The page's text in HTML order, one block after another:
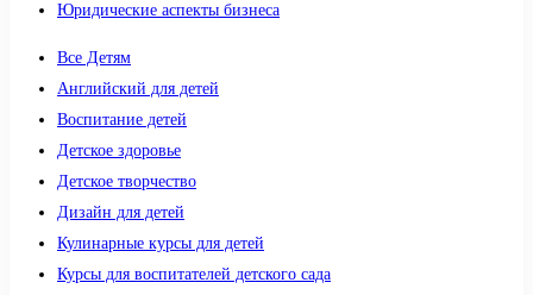
Юридические аспекты бизнеса
Все Детям
Английский для детей
Воспитание детей
Детское здоровье
Детское творчество
Дизайн для детей
Кулинарные курсы для детей
Курсы для воспитателей детского сада